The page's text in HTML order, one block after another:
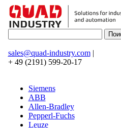
sales@quad-industry.com|
+ 49 (2191) 599-20-17
Siemens
ABB
Allen-Bradley
Pepperl-Fuchs
Leuze